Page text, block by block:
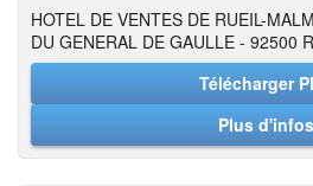
HOTEL DE VENTES DE RUEIL-
DU GENERAL DE GAULLE - 92500
Télécharger
Plus d'infos